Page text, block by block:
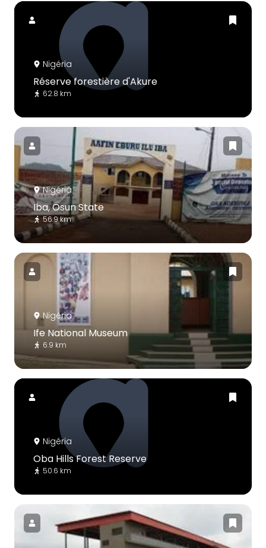
Nigéria
Réserve forestière d'Akure
62.8 km
Nigéria
Iba, Osun State
56.9 km
Nigéria
Ife National Museum
6.9 km
Nigéria
Oba Hills Forest Reserve
50.6 km